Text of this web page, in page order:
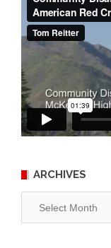
ARCHIVES